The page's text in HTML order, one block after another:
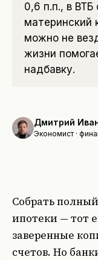
0,6 п.п., в ВТБ
материнский
можно не
жизни
надбавку.
Дмитрий
Экономист ·
Собрать
ипотеки — тот
заверенные
счетов. Но